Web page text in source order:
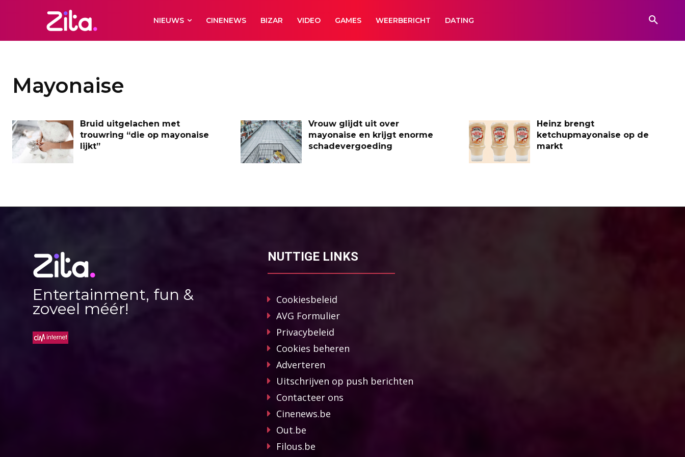
NIEUWS CINENEWS BIZAR VIDEO GAMES WEERBERICHT DATING
Mayonaise
Bruid uitgelachen met
trouwring “die op mayonaise
lijkt”
Vrouw glijdt uit over
mayonaise en krijgt enorme
schadevergoeding
Heinz brengt
ketchupmayonaise op de
markt
Entertainment, fun &
zoveel méér!
NUTTIGE LINKS
Cookiesbeleid
AVG Formulier
Privacybeleid
Cookies beheren
Adverteren
Uitschrijven op push berichten
Contacteer ons
Cinenews.be
Out.be
Filous.be